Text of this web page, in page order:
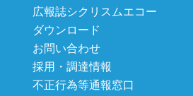
広報誌シクリスムエコー
ダウンロード
お問い合わせ
採用・調達情報
不正行為等通報窓口